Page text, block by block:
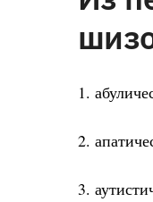
1.
2.
3.